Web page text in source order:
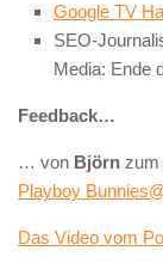
Google TV
SEO-
Media: Ende
Feedback…
… von Björn zum
Playboy
Das Video vom